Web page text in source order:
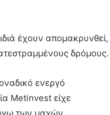
έχουν απομακρυνθεί,
δρόμους.
ενεργό
Metinvest είχε